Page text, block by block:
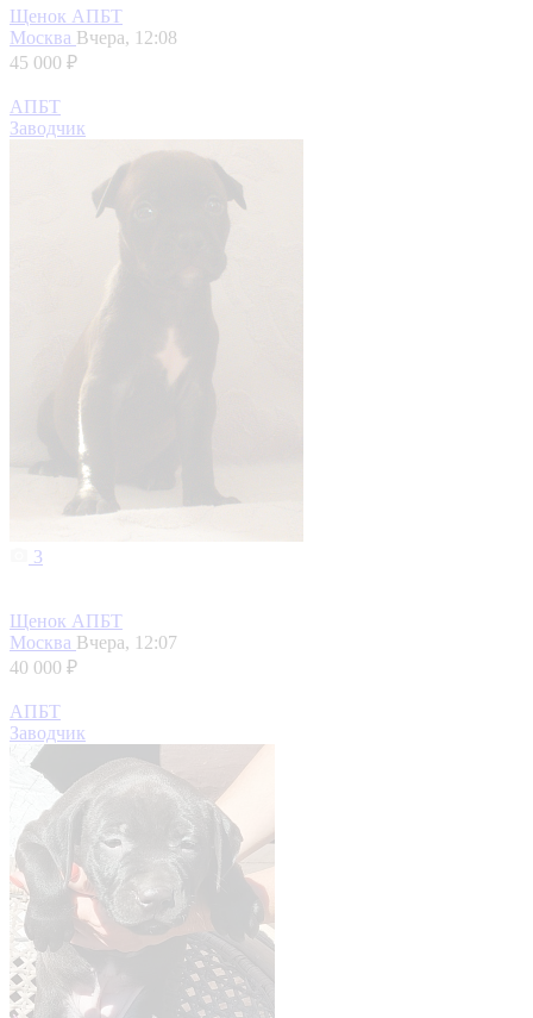
Щенок АПБТ
Москва Вчера, 12:08
45 000 ₽
АПБТ
Заводчик
3
Щенок АПБТ
Москва Вчера, 12:07
40 000 ₽
АПБТ
Заводчик